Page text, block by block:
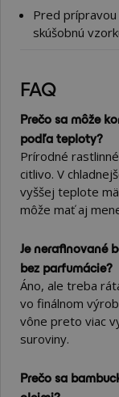
Pred
skúšobnú
FAQ
Prečo sa môže
podľa teploty?
Prírodné
citlivo. V
vyššej teplote
môže mať aj
Je nerafinované
bez parfumácie?
Áno, ale treba
vo finálnom
vône preto viac
suroviny.
Prečo sa